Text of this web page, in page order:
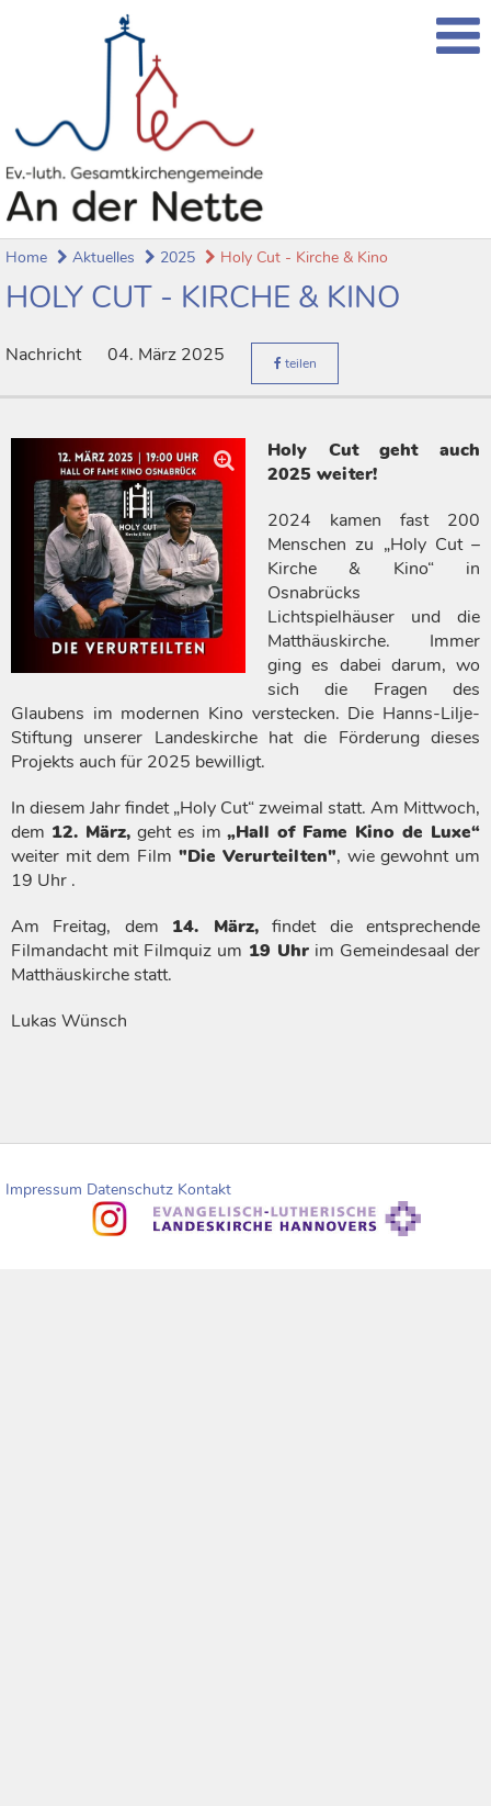
Home Aktuelles 2025 Holy Cut - Kirche & Kino
HOLY CUT - KIRCHE & KINO
Nachricht 04. März 2025 teilen
Holy Cut geht auch
2025 weiter!
2024 kamen fast 200
Menschen zu „Holy Cut –
Kirche & Kino“ in
Osnabrücks
Lichtspielhäuser und die
Matthäuskirche. Immer
ging es dabei darum, wo
sich die Fragen des
Glaubens im modernen Kino verstecken. Die Hanns-Lilje-
Stiftung unserer Landeskirche hat die Förderung dieses
Projekts auch für 2025 bewilligt.
In diesem Jahr findet „Holy Cut“ zweimal statt. Am Mittwoch,
dem 12. März,geht es im„Hall of Fame Kino de Luxe“
weiter mit dem Film "Die Verurteilten", wie gewohnt um
19 Uhr .
Am Freitag, dem 14. März,findet die entsprechende
Filmandacht mit Filmquiz um 19 Uhrim Gemeindesaal der
Matthäuskirche statt.
Lukas Wünsch
Impressum Datenschutz Kontakt